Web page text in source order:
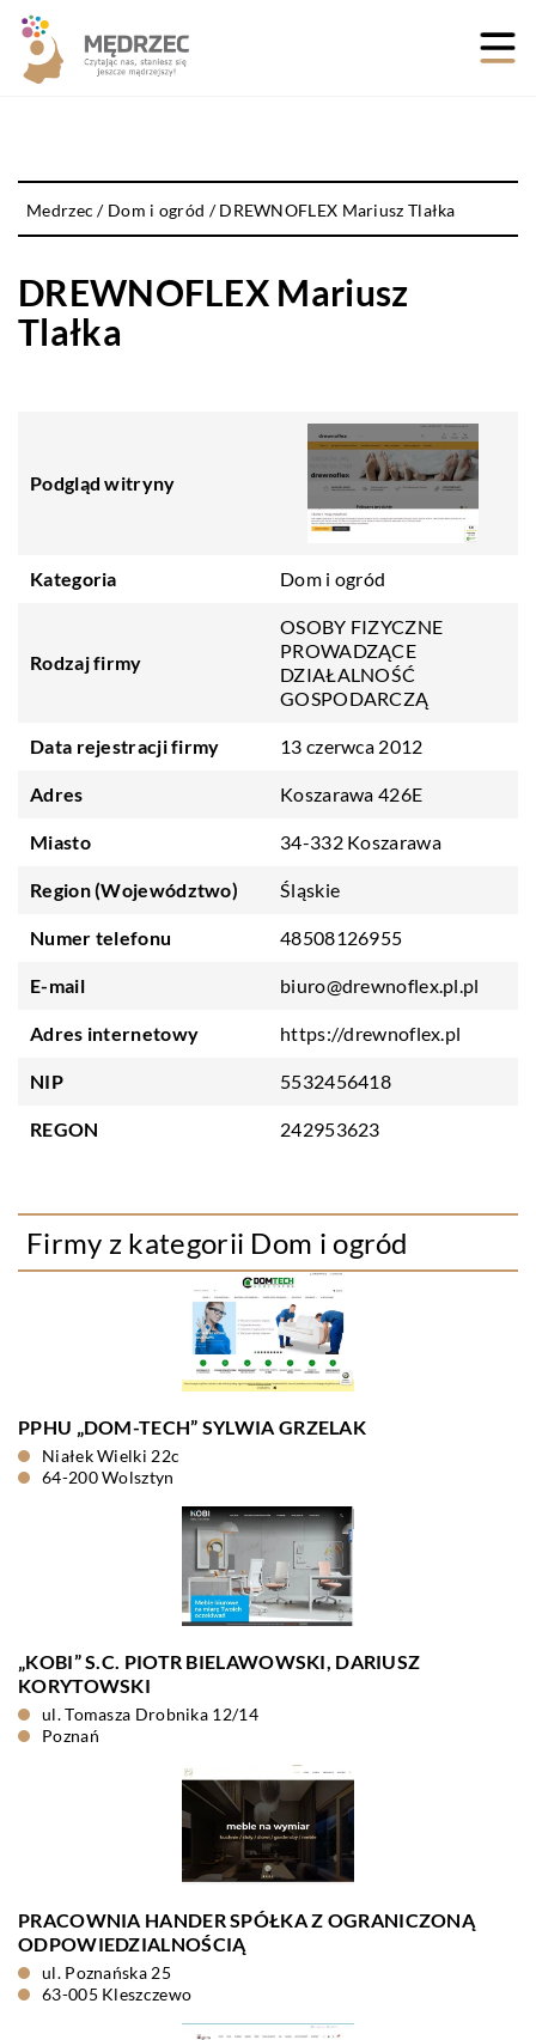
Medrzec / Dom i ogród /DREWNOFLEX Mariusz Tlałka
DREWNOFLEX Mariusz
Tlałka
Podgląd witryny
Kategoria Dom i ogród
Rodzaj firmy
OSOBY FIZYCZNE
PROWADZĄCE
DZIAŁALNOŚĆ
GOSPODARCZĄ
Data rejestracji firmy 13 czerwca 2012
Adres Koszarawa 426E
Miasto 34-332 Koszarawa
Region (Województwo) Śląskie
Numer telefonu 48508126955
E-mail biuro@drewnoflex.pl.pl
Adres internetowy https://drewnoflex.pl
NIP 5532456418
REGON 242953623
Firmy z kategorii Dom i ogród
PPHU „DOM-TECH” SYLWIA GRZELAK
Niałek Wielki 22c
64-200 Wolsztyn
„KOBI” S.C. PIOTR BIELAWOWSKI, DARIUSZ
KORYTOWSKI
ul. Tomasza Drobnika 12/14
Poznań
PRACOWNIA HANDER SPÓŁKA Z OGRANICZONĄ
ODPOWIEDZIALNOŚCIĄ
ul. Poznańska 25
63-005 Kleszczewo